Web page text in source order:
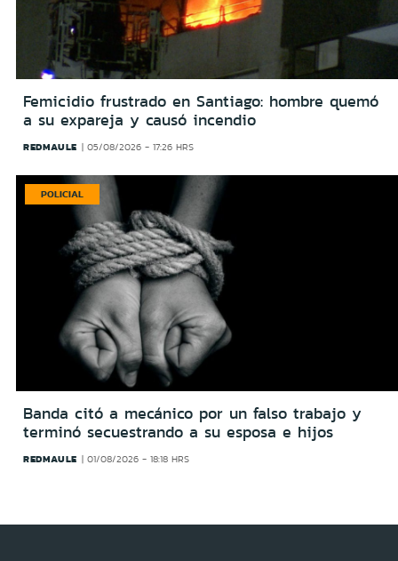
Femicidio frustrado en Santiago: hombre quemó
a su expareja y causó incendio
REDMAULE 05/08/2026 - 17:26 HRS
POLICIAL
Banda citó a mecánico por un falso trabajo y
terminó secuestrando a su esposa e hijos
REDMAULE 01/08/2026 - 18:18 HRS